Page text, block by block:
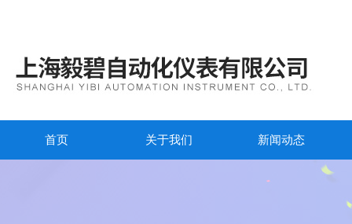
首页 关于我们 新闻动态